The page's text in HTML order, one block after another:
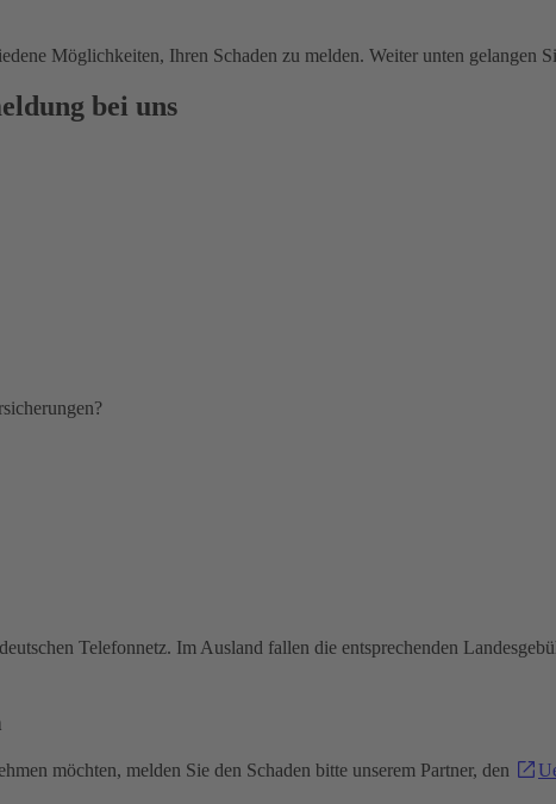
Möglichkeiten, Ihren Schaden zu melden. Weiter unten gelangen
bei uns
Telefonnetz. Im Ausland fallen die entsprechenden
möchten, melden Sie den Schaden bitte unserem Partner, den